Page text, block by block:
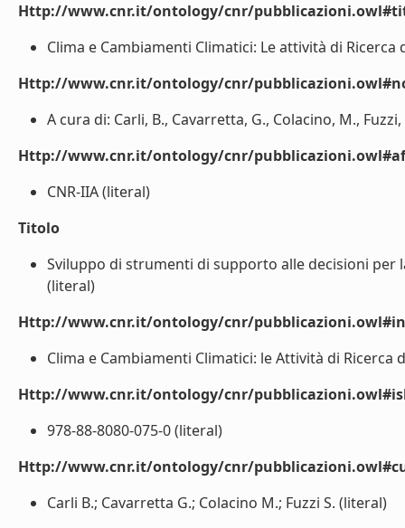
Http://www.cnr.it/ontology/cnr/
Clima e Cambiamenti Climatici: Le attività di Ricerca
Http://www.cnr.it/ontology/cnr/
A cura di: Carli, B., Cavarretta, G., Colacino, M.,
Http://www.cnr.it/ontology/cnr/
CNR-IIA (literal)
Titolo
Sviluppo di strumenti di supporto alle decisioni
(literal)
Http://www.cnr.it/ontology/cnr/
Clima e Cambiamenti Climatici: le Attività di Ricerca
Http://www.cnr.it/ontology/cnr/
978-88-8080-075-0 (literal)
Http://www.cnr.it/ontology/cnr/
Carli B.; Cavarretta G.; Colacino M.; Fuzzi S. (literal)